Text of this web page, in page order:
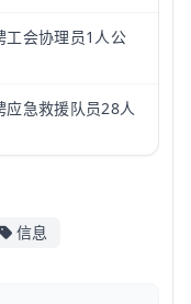
工会协理员1人公
急救援队员28人
信息